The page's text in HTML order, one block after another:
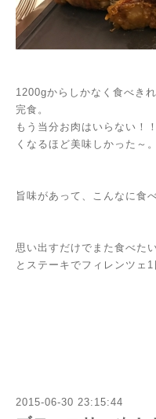
1200gからしかなく食べき
完食。
もう当分お肉はいらない！
くなるほど美味しかった～。
旨味があって、こんなに食
思い出すだけでまた食べた
とステーキでフィレンツェ1
2015-06-30 23:15:44